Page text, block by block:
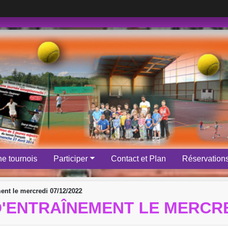
tournois Participer Contact et Plan
le mercredi 07/12/2022
LE